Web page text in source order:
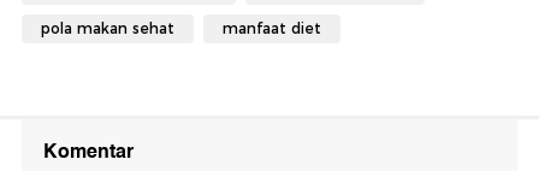
pola makan sehat manfaat diet
Komentar